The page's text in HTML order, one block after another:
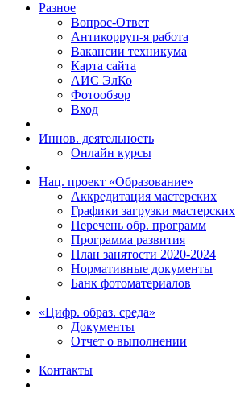
Разное
Вопрос-Ответ
Антикорруп-я работа
Вакансии техникума
Карта сайта
АИС ЭлКо
Фотообзор
Вход
Иннов. деятельность
Онлайн курсы
Нац. проект «Образование»
Аккредитация мастерских
Графики загрузки мастерских
Перечень обр. программ
Программа развития
План занятости 2020-2024
Нормативные документы
Банк фотоматериалов
«Цифр. образ. среда»
Документы
Отчет о выполнении
Контакты